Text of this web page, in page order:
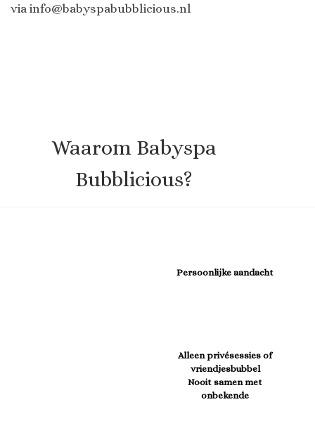
via info@babyspabubblicious.nl
Waarom Babyspa
Bubblicious?
Persoonlijke aandacht
Alleen privésessies of
vriendjesbubbel
Nooit samen met
onbekende